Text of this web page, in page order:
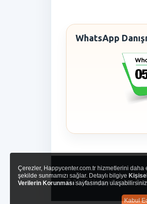
WhatsApp
© 2026 Happy Center. Tüm
Çerezler, Happycenter.com.tr hizmetlerini daha
şekilde sunmamızı sağlar. Detaylı bilgiye Kişisel
Verilerin Korunmasısayfasından
Kabul